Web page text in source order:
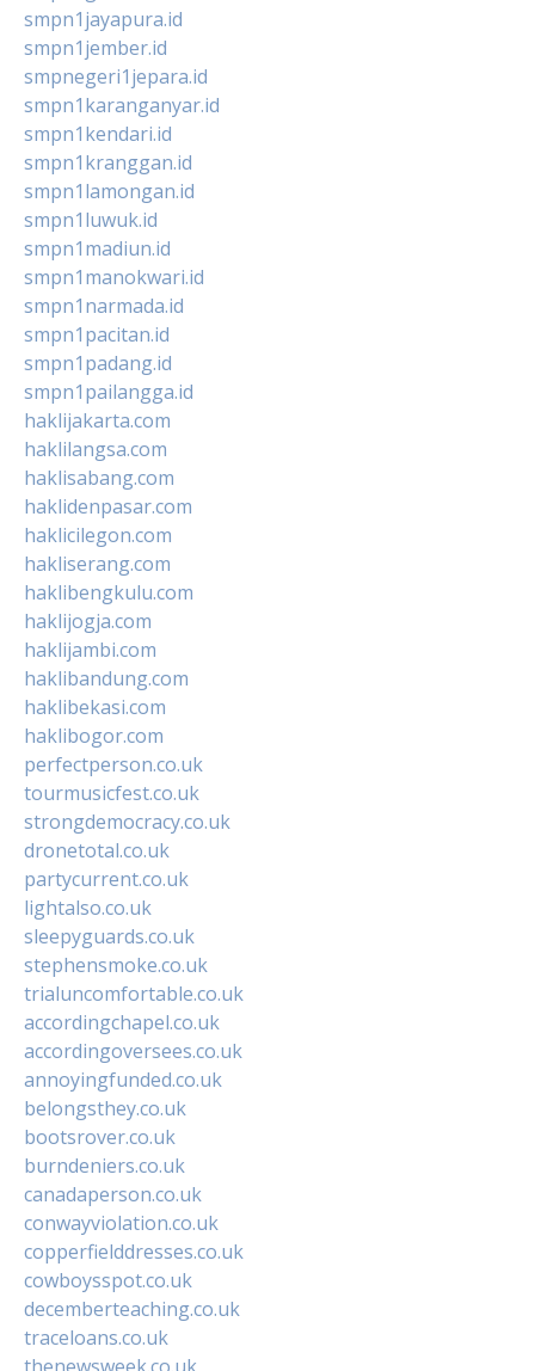
smpn1jayapura.id
smpn1jember.id
smpnegeri1jepara.id
smpn1karanganyar.id
smpn1kendari.id
smpn1kranggan.id
smpn1lamongan.id
smpn1luwuk.id
smpn1madiun.id
smpn1manokwari.id
smpn1narmada.id
smpn1pacitan.id
smpn1padang.id
smpn1pailangga.id
haklijakarta.com
haklilangsa.com
haklisabang.com
haklidenpasar.com
haklicilegon.com
hakliserang.com
haklibengkulu.com
haklijogja.com
haklijambi.com
haklibandung.com
haklibekasi.com
haklibogor.com
perfectperson.co.uk
tourmusicfest.co.uk
strongdemocracy.co.uk
dronetotal.co.uk
partycurrent.co.uk
lightalso.co.uk
sleepyguards.co.uk
stephensmoke.co.uk
trialuncomfortable.co.uk
accordingchapel.co.uk
accordingoversees.co.uk
annoyingfunded.co.uk
belongsthey.co.uk
bootsrover.co.uk
burndeniers.co.uk
canadaperson.co.uk
conwayviolation.co.uk
copperfielddresses.co.uk
cowboysspot.co.uk
decemberteaching.co.uk
traceloans.co.uk
thenewsweek.co.uk